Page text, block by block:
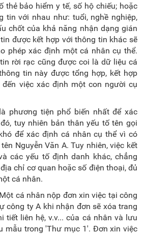
thẻ bảo hiểm y tế, số hộ chiếu; hoặc
tin với nhau như: tuổi, nghề nghiệp,
chốt của khả năng nhận dạng gián
được kết hợp với thông tin khác sẽ
phép xác định một cá nhân cụ thể.
rời rạc cũng được coi là dữ liệu cá
tin này được tổng hợp, kết hợp
việc xác định một con người cụ
phương tiện phổ biến nhất để xác
tuy nhiên bản thân yếu tố tên gọi
để xác định cá nhân cụ thể vì có
Nguyễn Văn A. Tuy nhiên, việc kết
các yếu tố định danh khác, chẳng
chỉ cơ quan hoặc số điện thoại, đủ
cá nhân.
cá nhân nộp đơn xin việc tại công
công ty A khi nhận đơn sẽ xóa trang
tiết liên hệ, v.v... của cá nhân và lưu
mẫu trong 'Thư mục 1'. Đơn xin việc